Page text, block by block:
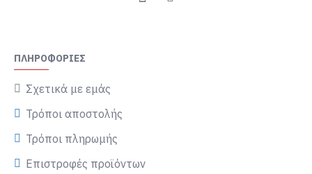
ΠΛΗΡΟΦΟΡΊΕΣ
Σχετικά με εμάς
Τρόποι αποστολής
Τρόποι πληρωμής
Επιστροφές προϊόντων